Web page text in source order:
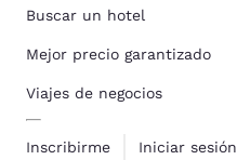
Buscar un hotel
Mejor precio garantizado
Viajes de negocios
Inscribirme Iniciar sesión